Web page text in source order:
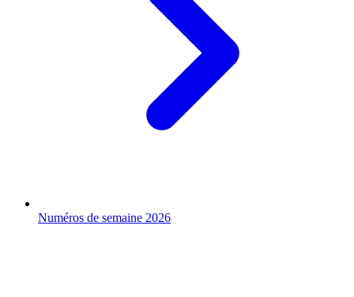
Numéros de semaine 2026